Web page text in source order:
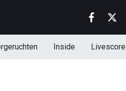
Inside Livescore